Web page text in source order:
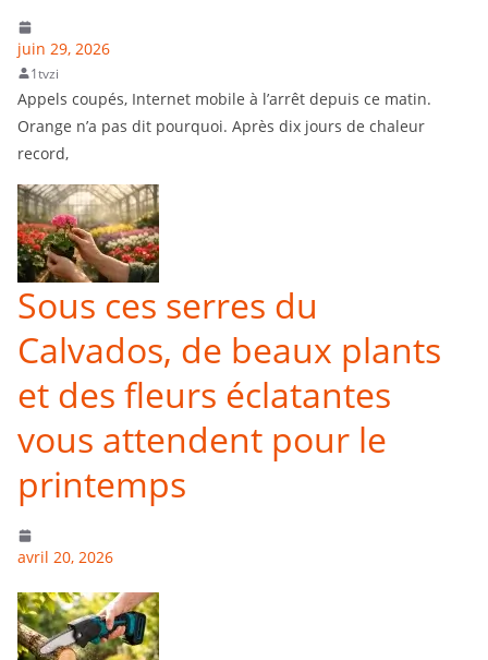
juin 29, 2026
1tvzi
Appels coupés, Internet mobile à l’arrêt depuis ce matin.
Orange n’a pas dit pourquoi. Après dix jours de chaleur
record,
Sous ces serres du
Calvados, de beaux plants
et des fleurs éclatantes
vous attendent pour le
printemps
avril 20, 2026